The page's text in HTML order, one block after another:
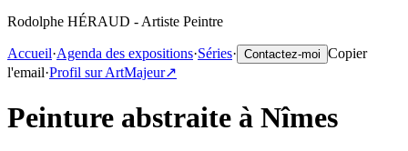
Rodolphe HÉRAUD - Artiste Peintre
Accueil·Agenda des expositions·Séries· Contactez-moi Copier
l'email·Profil sur ArtMajeur↗️
Peinture abstraite à Nîmes